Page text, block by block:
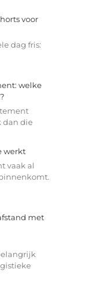
voor
dag fris:
welke
dan die
werkt
vaak al
met